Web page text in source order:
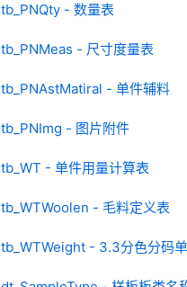
tb_PNQty - 数量表
tb_PNMeas - 尺寸度量表
tb_PNAstMatiral - 单件辅料
tb_PNImg - 图片附件
tb_WT - 单件用量计算表
tb_WTWoolen - 毛料定义表
tb_WTWeight - 3.3分色分码